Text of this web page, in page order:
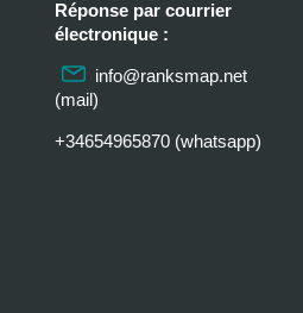
Réponse par courrier
électronique :
info@ranksmap.net
(mail)
+34654965870 (whatsapp)